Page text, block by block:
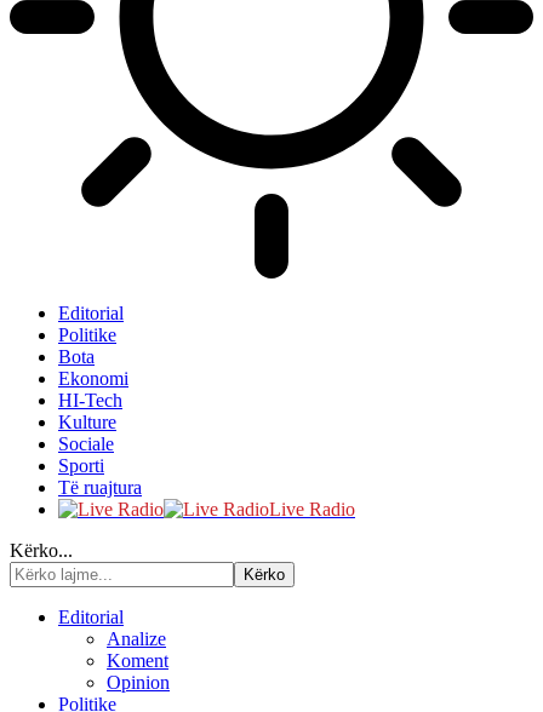
Editorial
Politike
Bota
Ekonomi
HI-Tech
Kulture
Sociale
Sporti
Të ruajtura
Live Radio
Kërko...
Editorial
Analize
Koment
Opinion
Politike